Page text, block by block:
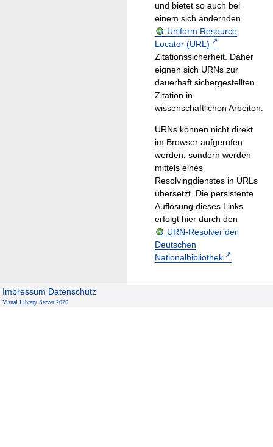
und bietet so auch bei
einem sich ändernden
Uniform Resource
Locator (URL)
Zitationssicherheit. Daher
eignen sich URNs zur
dauerhaft sichergestellten
Zitation in
wissenschaftlichen Arbeiten.
URNs können nicht direkt
im Browser aufgerufen
werden, sondern werden
mittels eines
Resolvingdienstes in URLs
übersetzt. Die persistente
Auflösung dieses Links
erfolgt hier durch den
URN-Resolver der
Deutschen
Nationalbibliothek
.
Impressum Datenschutz
Visual Library Server 2026